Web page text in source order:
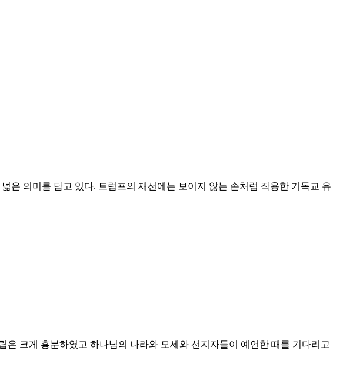
은 의미를 담고 있다. 트럼프의 재선에는 보이지 않는 손처럼 작용한 기독교 유
크게 흥분하였고 하나님의 나라와 모세와 선지자들이 예언한 때를 기다리고